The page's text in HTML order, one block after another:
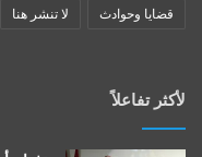
قضايا وحوادث لا تنشر هنا
لأكثر تفاعلاً